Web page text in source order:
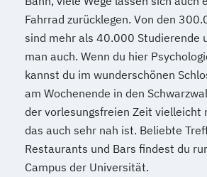
Fahrrad zurücklegen. Von den
sind mehr als 40.000 Studierende
man auch. Wenn du hier
kannst du im wunderschönen
am Wochenende in den
der vorlesungsfreien Zeit vielleicht
das auch sehr nah ist. Beliebte
Restaurants und Bars findest du
Campus der Universität.